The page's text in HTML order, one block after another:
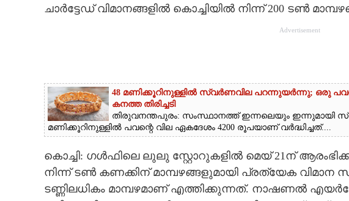
CARTOONS
CONTACT US
ചാർട്ടേഡ് വിമാനങ്ങളിൽ കൊച്ചിയിൽ നിന്ന് 200 ടൺ
Advertisement
48 മണിക്കൂറിനുള്ളിൽ സ്വർണവില പറന്നുയർന്നു; ഒരു
കനത്ത തിരിച്ചടി
തിരുവനന്തപുരം: സംസ്ഥാനത്ത് ഇന്നലെയും ഇന്നുമായി
മണിക്കൂറിനുള്ളിൽ പവന്റെ വില ഏകദേശം 4200 രൂപയാണ് വർദ്ധിച്ചത്....
കൊച്ചി: ഗൾഫിലെ ലുലു സ്റ്റോറുകളിൽ മെയ് 21ന്
നിന്ന് ടൺ കണക്കിന് മാമ്പഴങ്ങളുമായി പ്രത്യേക
ടണ്ണിലധികം മാമ്പഴമാണ് എത്തിക്കുന്നത്. നാഷണൽ